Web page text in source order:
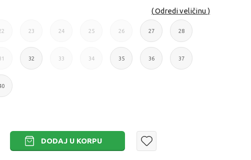
Odredi veličinu
23 24 25 26 27 28
32 33 34 35 36 37
DODAJ U KORPU